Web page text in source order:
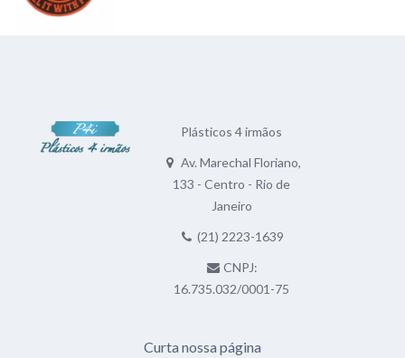
Plásticos 4 irmãos
Av. Marechal Floriano,
133 - Centro - Rio de
Janeiro
(21) 2223-1639
CNPJ:
16.735.032/0001-75
Curta nossa página